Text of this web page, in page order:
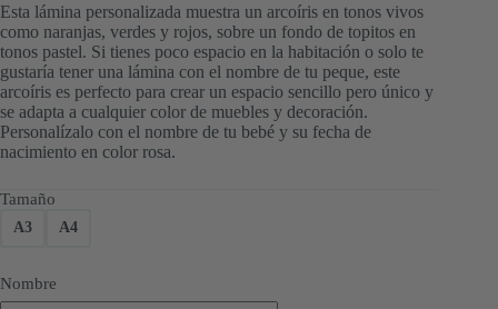
Esta lámina personalizada muestra un arcoíris en tonos vivos
como naranjas, verdes y rojos, sobre un fondo de topitos en
tonos pastel. Si tienes poco espacio en la habitación o solo te
gustaría tener una lámina con el nombre de tu peque, este
arcoíris es perfecto para crear un espacio sencillo pero único y
se adapta a cualquier color de muebles y decoración.
Personalízalo con el nombre de tu bebé y su fecha de
nacimiento en color rosa.
Tamaño
A3 A4
Nombre